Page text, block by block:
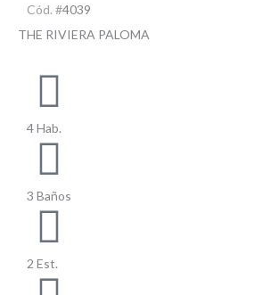
Cód. #4039
THE RIVIERA PALOMA
4 Hab.
3 Baños
2 Est.